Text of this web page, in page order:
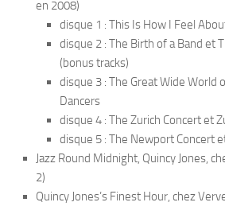
en 2008)
disque 1 : This Is How I Feel
disque 2 : The Birth of a Band et
(bonus tracks)
disque 3 : The Great Wide World
Dancers
disque 4 : The Zurich Concertet
disque 5 : The Newport Concert
Jazz Round Midnight, Quincy Jones,
2)
Quincy Jones’s Finest Hour, chez